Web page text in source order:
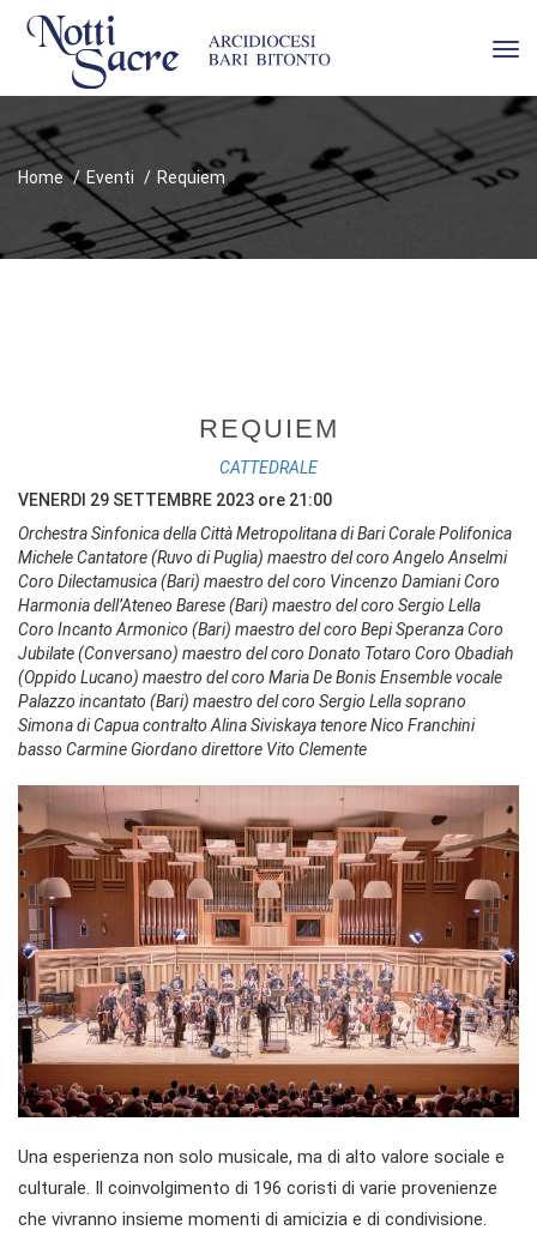
Home Eventi Requiem
REQUIEM
CATTEDRALE
VENERDI 29 SETTEMBRE 2023 ore 21:00
Orchestra Sinfonica della Città Metropolitana di Bari Corale Polifonica
Michele Cantatore (Ruvo di Puglia) maestro del coro Angelo Anselmi
Coro Dilectamusica (Bari) maestro del coro Vincenzo Damiani Coro
Harmonia dell’Ateneo Barese (Bari) maestro del coro Sergio Lella
Coro Incanto Armonico (Bari) maestro del coro Bepi Speranza Coro
Jubilate (Conversano) maestro del coro Donato Totaro Coro Obadiah
(Oppido Lucano) maestro del coro Maria De Bonis Ensemble vocale
Palazzo incantato (Bari) maestro del coro Sergio Lella soprano
Simona di Capua contralto Alina Siviskaya tenore Nico Franchini
basso Carmine Giordano direttore Vito Clemente
Una esperienza non solo musicale, ma di alto valore sociale e
culturale. Il coinvolgimento di 196 coristi di varie provenienze
che vivranno insieme momenti di amicizia e di condivisione.